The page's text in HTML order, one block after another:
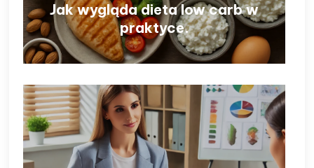
Jak wygląda dieta low carb w
praktyce.